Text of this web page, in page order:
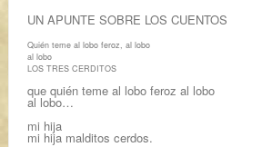
UN APUNTE SOBRE LOS CUENTOS
Quién teme al lobo feroz, al lobo
al lobo
LOS TRES CERDITOS
que quién teme al lobo feroz al lobo
al lobo…
mi hija
mi hija malditos cerdos.